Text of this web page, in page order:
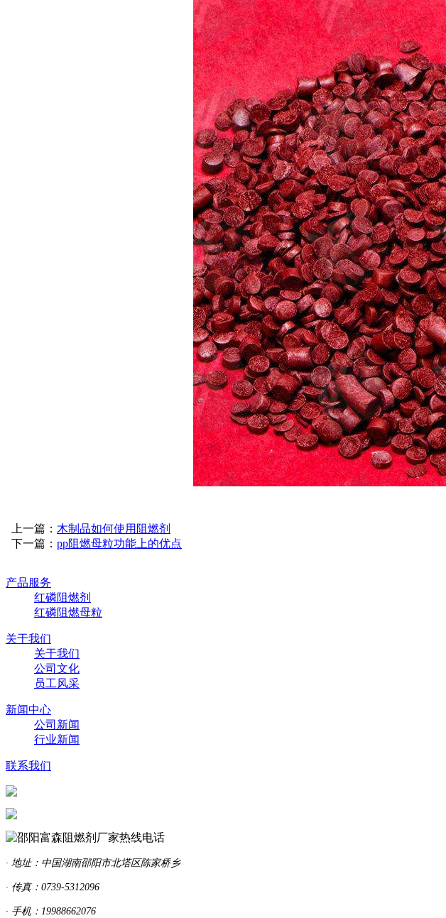
上一篇： 木制品如何使用阻燃剂
下一篇： pp阻燃母粒功能上的优点
产品服务
红磷阻燃剂
红磷阻燃母粒
关于我们
关于我们
公司文化
员工风采
新闻中心
公司新闻
行业新闻
联系我们
· 地址：中国湖南邵阳市北塔区陈家桥乡
· 传真：0739-5312096
· 手机：19988662076